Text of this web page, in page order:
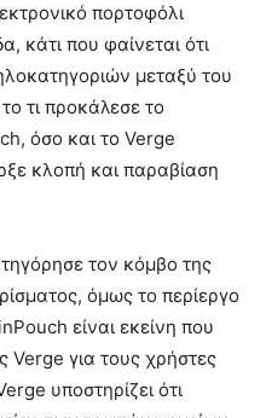
πορτοφόλι
κάτι που φαίνεται ότι
μεταξύ του
τι προκάλεσε το
όσο και το Verge
κλοπή και παραβίαση
τον κόμβο της
όμως το περίεργο
είναι εκείνη που
Verge για τους χρήστες
υποστηρίζει ότι